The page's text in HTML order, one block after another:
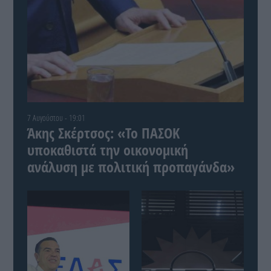
7 Αυγούστου - 19:01
Άκης Σκέρτσος: «Το ΠΑΣΟΚ
υποκαθιστά την οικονομική
ανάλυση με πολιτική προπαγάνδα»